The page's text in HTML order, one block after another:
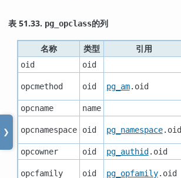
❯
表 51.33. pg_opclass的列
名称 类型 引用
oid oid
opcmethod oid pg_am.oid
opcname name
opcnamespace oid pg_namespace.oid
opcowner oid pg_authid .oid
opcfamily oid pg_opfamily.oid